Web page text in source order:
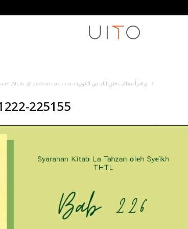
La Tahzan 226: Perhatikan keajaiban Ciptaan Allah ‎ﷻ di Alam semesta (واقرأْ عجائب خلقِ اللهِ في الكونِ)
225155